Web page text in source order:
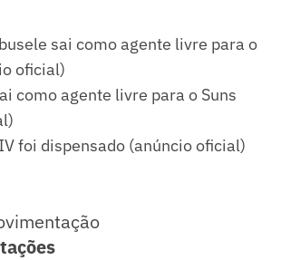
sai como agente livre para o
oficial)
como agente livre para o Suns
foi dispensado (anúncio oficial)